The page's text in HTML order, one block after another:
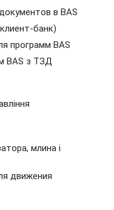
в BAS
банк)
программ BAS
BAS з ТЗД
млина і
движения